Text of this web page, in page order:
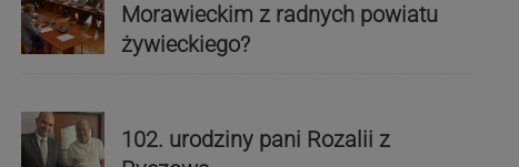
Morawieckim z radnych powiatu
żywieckiego?
102. urodziny pani Rozalii z